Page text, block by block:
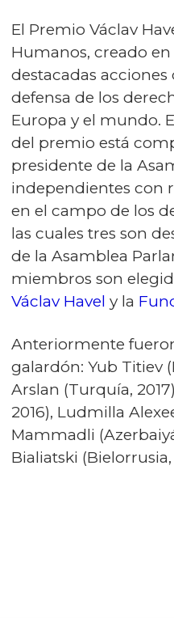
El Premio Václav
Humanos, creado
destacadas acciones
defensa de los
Europa y el mundo.
del premio está
presidente de la
independientes con
en el campo de los
las cuales tres son
de la Asamblea
miembros son
Václav Havel y la
Anteriormente
galardón: Yub Titiev
Arslan (Turquía,
2016), Ludmilla
Mammadli
Bialiatski (Bielorrusia,